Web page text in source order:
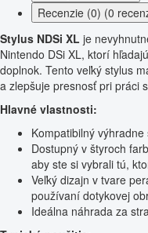
Recenzie (0) (0
Stylus NDSi XL je
Nintendo DSi XL, ktorí
doplnok. Tento veľký stylus
a zlepšuje presnosť pri práci
Hlavné vlastnosti:
Kompatibilný
Dostupný v štyroch
aby ste si vybrali tú,
Veľký dizajn v tvare
používaní dotykovej
Ideálna náhrada za